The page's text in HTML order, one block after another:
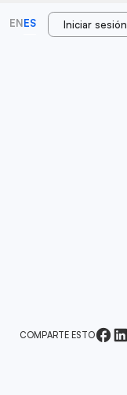
ENES Iniciar sesión
COMPARTE ESTO